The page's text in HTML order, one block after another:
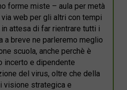
forme miste – aula per metà
web per gli altri con tempi
attesa di far rientrare tutti i
a breve ne parleremo meglio
scuola, anche perchè è
incerto e dipendente
del virus, oltre che della
visione strategica e